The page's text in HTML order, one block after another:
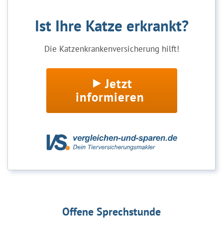
Ist Ihre Katze erkrankt?
Die Katzenkrankenversicherung hilft!
Jetzt
informieren
Offene Sprechstunde